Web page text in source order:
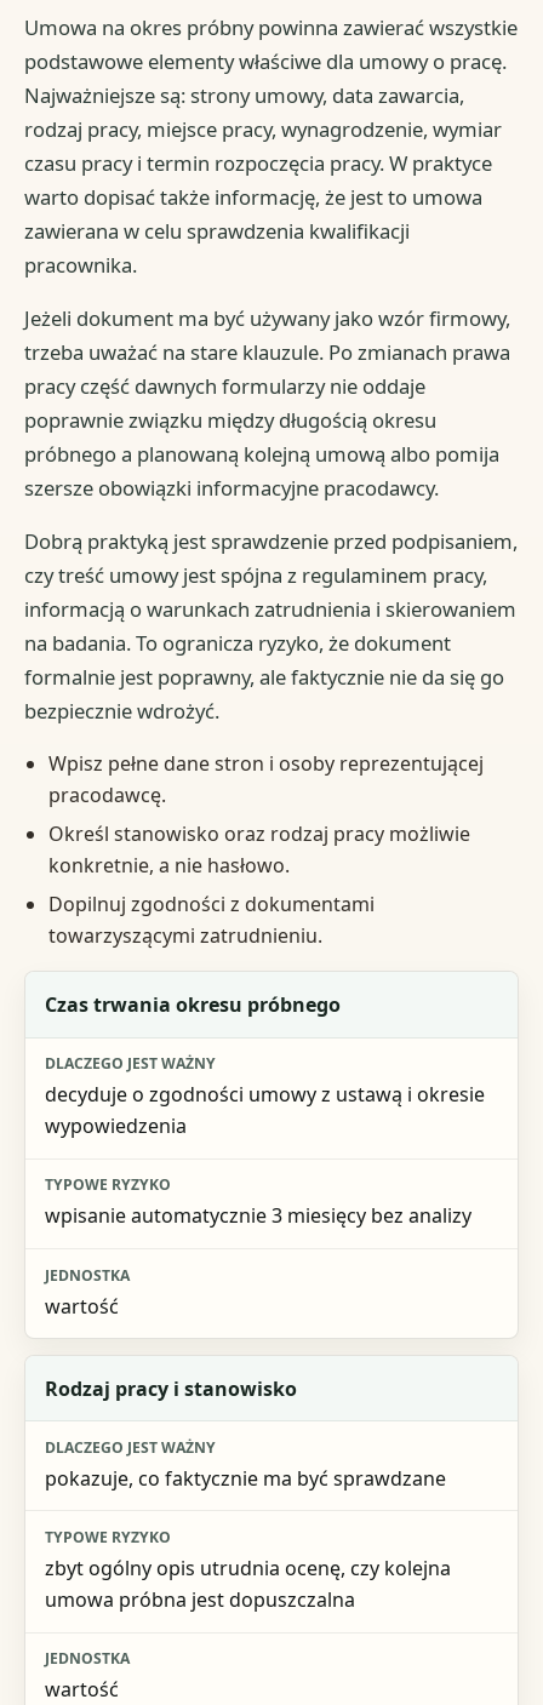
Umowa na okres próbny powinna zawierać wszystkie
podstawowe elementy właściwe dla umowy o pracę.
Najważniejsze są: strony umowy, data zawarcia,
rodzaj pracy, miejsce pracy, wynagrodzenie, wymiar
czasu pracy i termin rozpoczęcia pracy. W praktyce
warto dopisać także informację, że jest to umowa
zawierana w celu sprawdzenia kwalifikacji
pracownika.
Jeżeli dokument ma być używany jako wzór firmowy,
trzeba uważać na stare klauzule. Po zmianach prawa
pracy część dawnych formularzy nie oddaje
poprawnie związku między długością okresu
próbnego a planowaną kolejną umową albo pomija
szersze obowiązki informacyjne pracodawcy.
Dobrą praktyką jest sprawdzenie przed podpisaniem,
czy treść umowy jest spójna z regulaminem pracy,
informacją o warunkach zatrudnienia i skierowaniem
na badania. To ogranicza ryzyko, że dokument
formalnie jest poprawny, ale faktycznie nie da się go
bezpiecznie wdrożyć.
Wpisz pełne dane stron i osoby reprezentującej
pracodawcę.
Określ stanowisko oraz rodzaj pracy możliwie
konkretnie, a nie hasłowo.
Dopilnuj zgodności z dokumentami
towarzyszącymi zatrudnieniu.
Element umowy
Dlaczego jest ważny
Typowe ryzyko
Czas trwania okresu próbnego
decyduje o zgodności umowy z ustawą i okresie
wypowiedzenia
wpisanie automatycznie 3 miesięcy bez analizy
wartość
Rodzaj pracy i stanowisko
pokazuje, co faktycznie ma być sprawdzane
zbyt ogólny opis utrudnia ocenę, czy kolejna
umowa próbna jest dopuszczalna
wartość